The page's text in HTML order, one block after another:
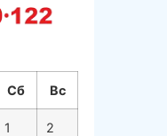
Сб Вс
1 2